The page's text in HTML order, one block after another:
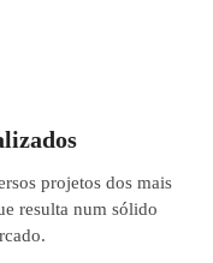
projetos dos mais
resulta num sólido